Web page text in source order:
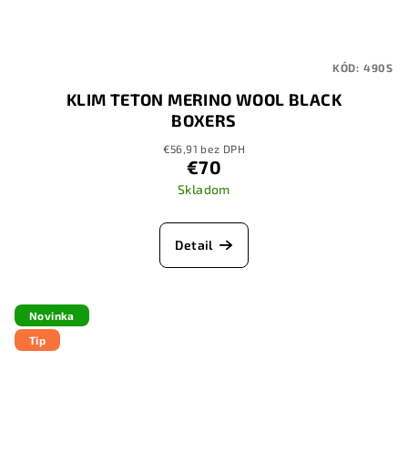
KLIM TETON MERINO WOOL BLACK
BOXERS
€56,91 bez DPH
€70
Skladom
Detail
KÓD: 490S
Novinka
Tip